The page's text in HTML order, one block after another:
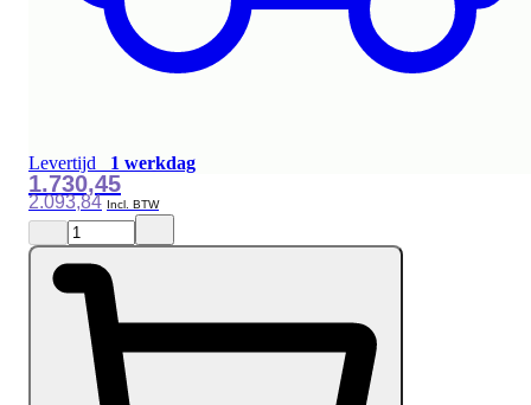
Levertijd 1 werkdag
2.093,84
1.730,45